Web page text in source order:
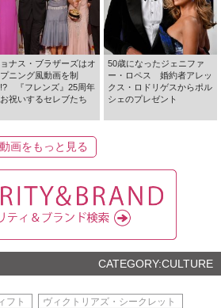
ナス・ブラザーズはオ
ニング風動画を制
『フレンズ』25周年
祝いするセレブたち
50歳になったジェニファ
ー・ロペス 婚約者アレッ
クス・ロドリゲスからポル
シェのプレゼント
動画をもっと見る
CATEGORY:CULTURE
フト ヴィクトリアズ・シークレット